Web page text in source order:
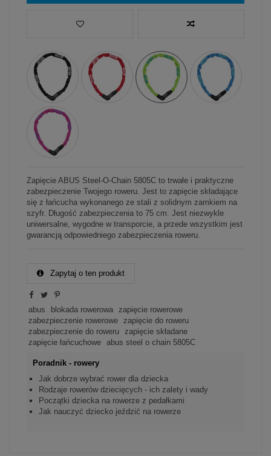
Zapięcie ABUS Steel-O-Chain 5805C to trwałe i praktyczne
zabezpieczenie Twojego roweru. Jest to zapięcie składające
się z łańcucha wykonanego ze stali z solidnym zamkiem na
szyfr. Długość zabezpieczenia to 75 cm. Jest niezwykle
uniwersalne, wygodne w transporcie, a przede wszystkim jest
gwarancją odpowiedniego zabezpieczenia roweru.
Zapytaj o ten produkt
abus blokada rowerowa
zapięcie rowerowe
zabezpieczenie rowerowe
zapięcie do roweru
zabezpieczenie do roweru
zapięcie składane
zapięcie łańcuchowe
abus steel o chain 5805C
Poradnik - rowery
Jak dobrze wybrać rower dla dziecka
Rodzaje rowerów dziecięcych - ich zalety i wady
Początki dziecka na rowerze z pedałkami
Jak nauczyć dziecko jeździć na rowerze